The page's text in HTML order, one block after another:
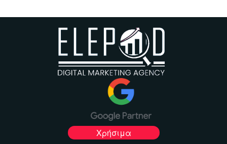
Χρήσιμα